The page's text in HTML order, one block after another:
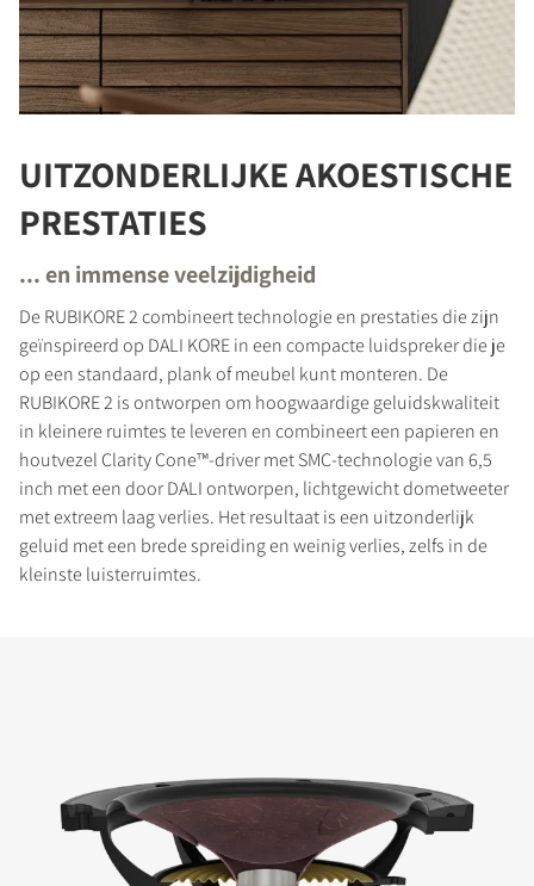
UITZONDERLIJKE AKOESTISCHE
PRESTATIES
... en immense veelzijdigheid
De RUBIKORE 2 combineert technologie en prestaties die zijn
geïnspireerd op DALI KORE in een compacte luidspreker die je
op een standaard, plank of meubel kunt monteren. De
RUBIKORE 2 is ontworpen om hoogwaardige geluidskwaliteit
in kleinere ruimtes te leveren en combineert een papieren en
houtvezel Clarity Cone™-driver met SMC-technologie van 6,5
inch met een door DALI ontworpen, lichtgewicht dometweeter
met extreem laag verlies. Het resultaat is een uitzonderlijk
geluid met een brede spreiding en weinig verlies, zelfs in de
kleinste luisterruimtes.